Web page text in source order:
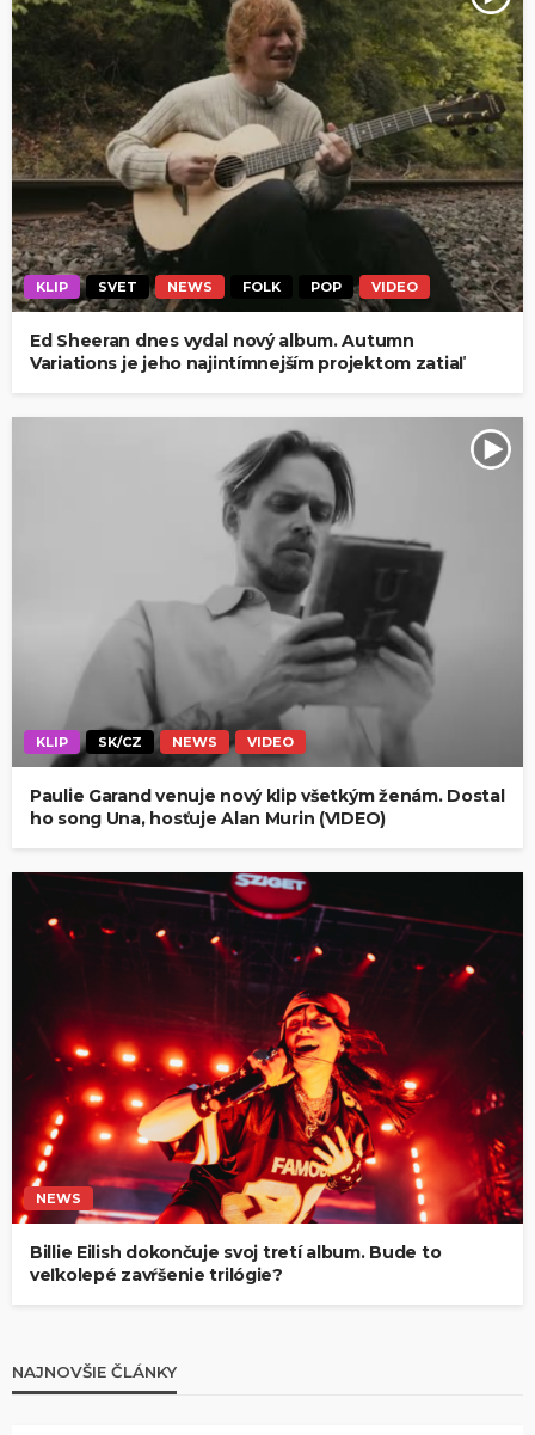
KLIP SVET NEWS FOLK POP VIDEO
Ed Sheeran dnes vydal nový album. Autumn
Variations je jeho najintímnejším projektom zatiaľ
KLIP SK/CZ NEWS VIDEO
Paulie Garand venuje nový klip všetkým ženám. Dostal
ho song Una, hosťuje Alan Murin (VIDEO)
NEWS
Billie Eilish dokončuje svoj tretí album. Bude to
veľkolepé zavŕšenie trilógie?
NAJNOVŠIE ČLÁNKY